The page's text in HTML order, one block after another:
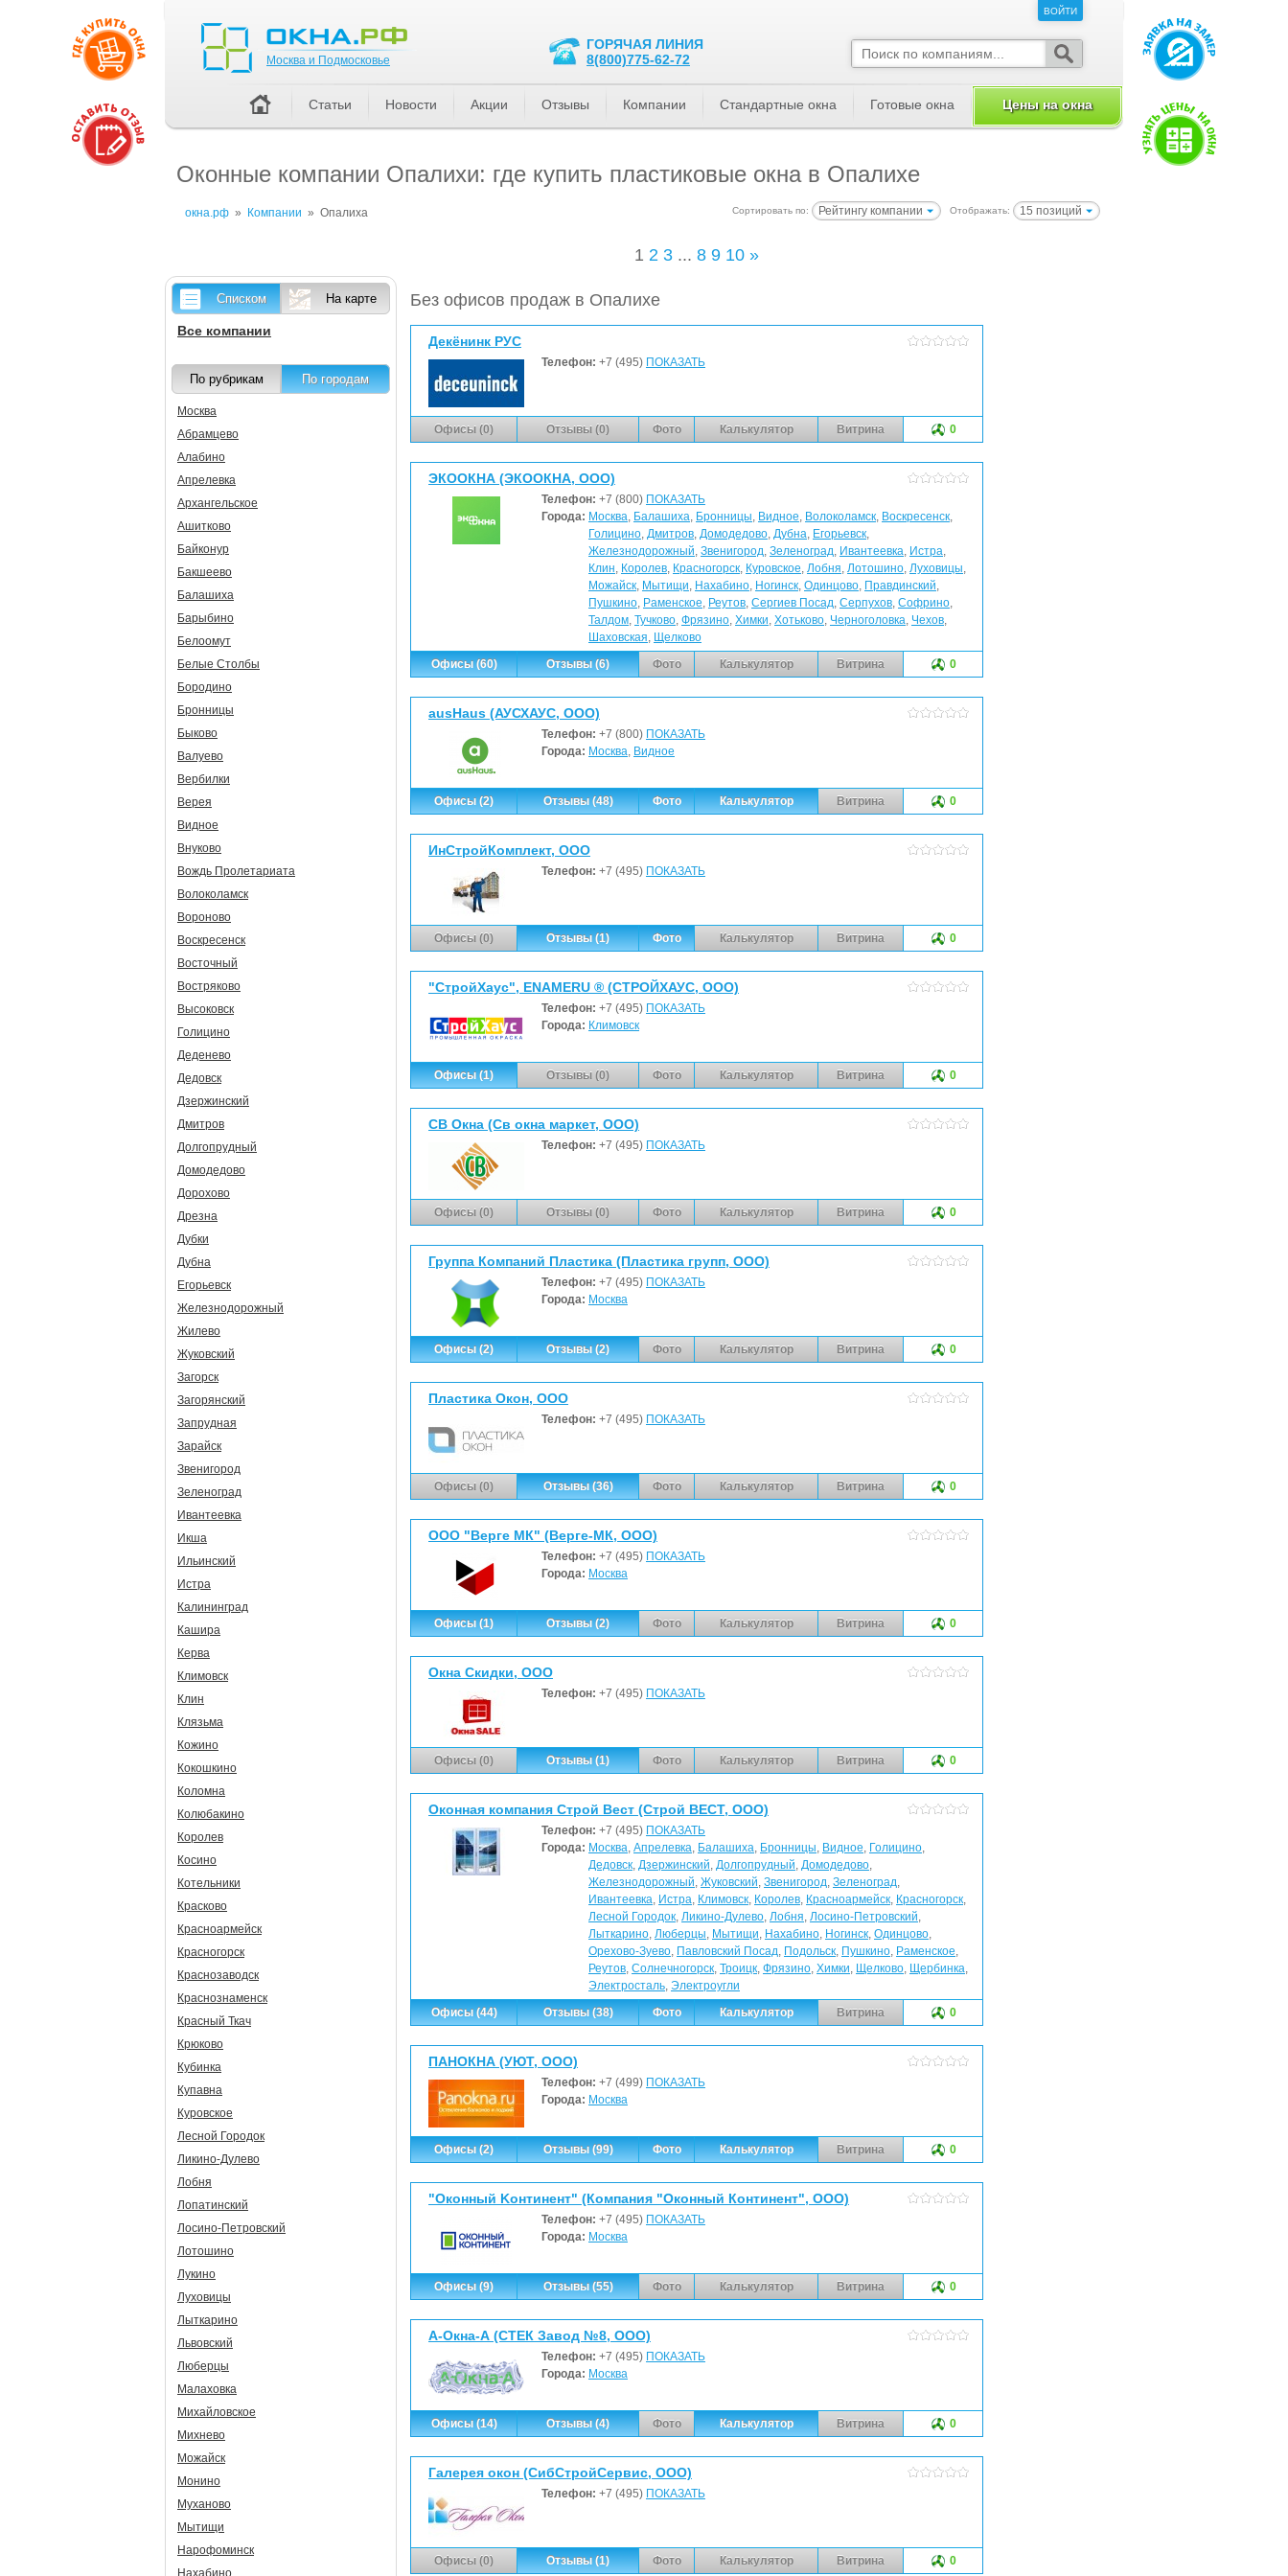
Оконные компании Опалихи: где купить пластиковые окна в Опалихе
Сортировать по: Рейтингу компании Отображать: 15 позиций
окна.рф » Компании » Опалиха
1 2 3 ... 8 9 10 »
Без офисов продаж в Опалихе
Декёнинк РУС
Телефон: +7 (495) ПОКАЗАТЬ
Офисы (0) Отзывы (0) Фото Калькулятор Витрина 0
ЭКООКНА (ЭКООКНА, ООО)
Телефон: +7 (800) ПОКАЗАТЬ
Города: Москва, Балашиха, Бронницы, Видное, Волоколамск, Воскресенск,
Голицино, Дмитров, Домодедово, Дубна, Егорьевск,
Железнодорожный, Звенигород, Зеленоград, Ивантеевка, Истра,
Клин, Королев, Красногорск, Куровское, Лобня, Лотошино, Луховицы,
Можайск, Мытищи, Нахабино, Ногинск, Одинцово, Правдинский,
Пушкино, Раменское, Реутов, Сергиев Посад, Серпухов, Софрино,
Талдом, Тучково, Фрязино, Химки, Хотьково, Черноголовка, Чехов,
Шаховская, Щелково
Офисы (60)
Отзывы (6) Фото Калькулятор Витрина 0
ausHaus (АУСХАУС, ООО)
Телефон: +7 (800) ПОКАЗАТЬ
Города: Москва, Видное
Офисы (2) Отзывы (48) Фото Калькулятор Витрина 0
ИнСтройКомплект, ООО
Телефон: +7 (495) ПОКАЗАТЬ
Офисы (0) Отзывы (1) Фото Калькулятор Витрина 0
"СтройХаус", ENAMERU ® (СТРОЙХАУС, ООО)
Телефон: +7 (495) ПОКАЗАТЬ
Города: Климовск
Офисы (1) Отзывы (0) Фото Калькулятор Витрина 0
СВ Окна (Св окна маркет, ООО)
Телефон: +7 (495) ПОКАЗАТЬ
Офисы (0) Отзывы (0) Фото Калькулятор Витрина 0
Группа Компаний Пластика (Пластика групп, ООО)
Телефон: +7 (495) ПОКАЗАТЬ
Города: Москва
Офисы (2) Отзывы (2) Фото Калькулятор Витрина 0
Пластика Окон, ООО
Телефон: +7 (495) ПОКАЗАТЬ
Офисы (0) Отзывы (36) Фото Калькулятор Витрина 0
ООО "Верге МК" (Верге-МК, ООО)
Телефон: +7 (495) ПОКАЗАТЬ
Города: Москва
Офисы (1) Отзывы (2) Фото Калькулятор Витрина 0
Окна Скидки, ООО
Телефон: +7 (495) ПОКАЗАТЬ
Офисы (0) Отзывы (1) Фото Калькулятор Витрина 0
Оконная компания Строй Вест (Строй ВЕСТ, ООО)
Телефон: +7 (495) ПОКАЗАТЬ
Города: Москва, Апрелевка, Балашиха, Бронницы, Видное, Голицино,
Дедовск, Дзержинский, Долгопрудный, Домодедово,
Железнодорожный, Жуковский, Звенигород, Зеленоград,
Ивантеевка, Истра, Климовск, Королев, Красноармейск, Красногорск,
Лесной Городок, Ликино-Дулево, Лобня, Лосино-Петровский,
Лыткарино, Люберцы, Мытищи, Нахабино, Ногинск, Одинцово,
Орехово-Зуево, Павловский Посад, Подольск, Пушкино, Раменское,
Реутов, Солнечногорск, Троицк, Фрязино, Химки, Щелково, Щербинка,
Электросталь, Электроугли
Офисы (44)
Отзывы (38) Фото Калькулятор Витрина 0
ПАНОКНА (УЮТ, ООО)
Телефон: +7 (499) ПОКАЗАТЬ
Города: Москва
Офисы (2) Отзывы (99) Фото Калькулятор Витрина 0
"Oкoнный Koнтинeнт" (Компания "Оконный Континент", ООО)
Телефон: +7 (495) ПОКАЗАТЬ
Города: Москва
Офисы (9) Отзывы (55) Фото Калькулятор Витрина 0
А-Окна-А (СТЕК Завод №8, ООО)
Телефон: +7 (495) ПОКАЗАТЬ
Города: Москва
Офисы (14) Отзывы (4) Фото Калькулятор Витрина 0
Галерея окон (СибСтройСервис, ООО)
Телефон: +7 (495) ПОКАЗАТЬ
Офисы (0) Отзывы (1) Фото Калькулятор Витрина 0
Списком На карте
Все компании
По рубрикам По городам
Москва
Абрамцево
Алабино
Апрелевка
Архангельское
Ашитково
Байконур
Бакшеево
Балашиха
Барыбино
Белоомут
Белые Столбы
Бородино
Бронницы
Быково
Валуево
Вербилки
Верея
Видное
Внуково
Вождь Пролетариата
Волоколамск
Вороново
Воскресенск
Восточный
Востряково
Высоковск
Голицино
Деденево
Дедовск
Дзержинский
Дмитров
Долгопрудный
Домодедово
Дорохово
Дрезна
Дубки
Дубна
Егорьевск
Железнодорожный
Жилево
Жуковский
Загорск
Загорянский
Запрудная
Зарайск
Звенигород
Зеленоград
Ивантеевка
Икша
Ильинский
Истра
Калининград
Кашира
Керва
Климовск
Клин
Клязьма
Кожино
Кокошкино
Коломна
Колюбакино
Королев
Косино
Котельники
Красково
Красноармейск
Красногорск
Краснозаводск
Краснознаменск
Красный Ткач
Крюково
Кубинка
Купавна
Куровское
Лесной Городок
Ликино-Дулево
Лобня
Лопатинский
Лосино-Петровский
Лотошино
Лукино
Луховицы
Лыткарино
Львовский
Люберцы
Малаховка
Михайловское
Михнево
Можайск
Монино
Муханово
Мытищи
Нарофоминск
Нахабино
ВОЙТИ
Москва и Подмосковье
ГОРЯЧАЯ ЛИНИЯ
8(800)775-62-72
Статьи Новости Акции Отзывы Компании Стандартные окна Готовые окна Цены на окна
ВОЙТИ